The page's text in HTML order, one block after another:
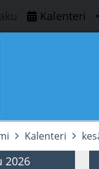
Kalenteri
Kalenteri
2026